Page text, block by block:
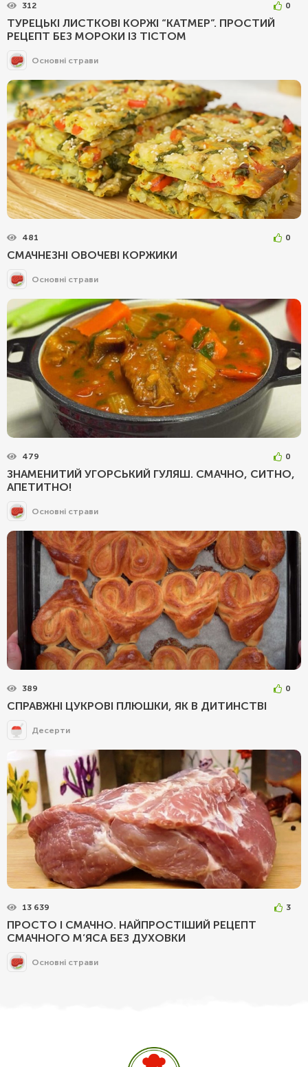
312 0
ТУРЕЦЬКІ ЛИСТКОВІ КОРЖІ “КАТМЕР”. ПРОСТИЙ
РЕЦЕПТ БЕЗ МОРОКИ ІЗ ТІСТОМ
Основні страви
481 0
СМАЧНЕЗНІ ОВОЧЕВІ КОРЖИКИ
Основні страви
479 0
ЗНАМЕНИТИЙ УГОРСЬКИЙ ГУЛЯШ. СМАЧНО, СИТНО,
АПЕТИТНО!
Основні страви
389 0
СПРАВЖНІ ЦУКРОВІ ПЛЮШКИ, ЯК В ДИТИНСТВІ
Десерти
13 639 3
ПРОСТО І СМАЧНО. НАЙПРОСТІШИЙ РЕЦЕПТ
СМАЧНОГО М’ЯСА БЕЗ ДУХОВКИ
Основні страви